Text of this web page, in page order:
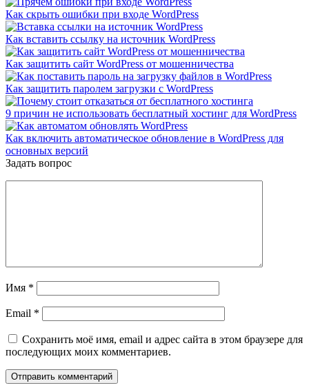
Как скрыть ошибки при входе WordPress
Как вставить ссылку на источник WordPress
Как защитить сайт WordPress от мошенничества
Как защитить паролем загрузки с WordPress
9 причин не использовать бесплатный хостинг для WordPress
Как включить автоматическое обновление в WordPress для
основных версий
Задать вопрос
Имя *
Email *
Сохранить моё имя, email и адрес сайта в этом браузере для
последующих моих комментариев.